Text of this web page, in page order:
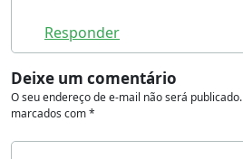
Responder
Deixe um comentário
O seu endereço de e-mail não será publicado.
marcados com*